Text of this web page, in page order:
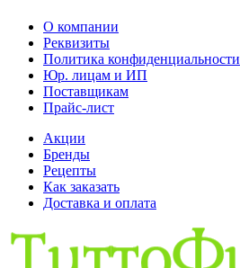
О компании
Реквизиты
Политика конфиденциальности
Юр. лицам и ИП
Поставщикам
Прайс-лист
Акции
Бренды
Рецепты
Как заказать
Доставка и оплата